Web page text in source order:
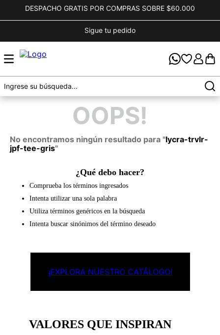
DESPACHO GRATIS POR COMPRAS SOBRE $60.000
Sigue tu pedido
OOPS!
No encontramos ningún resultado para "lycra-trvlr-
jpf-tee-gris"
¿Qué debo hacer?
Comprueba los términos ingresados
Intenta utilizar una sola palabra
Utiliza términos genéricos en la búsqueda
Intenta buscar sinónimos del término deseado
¡EXPLORA NUESTRO CATÁLOGO!
VALORES QUE INSPIRAN